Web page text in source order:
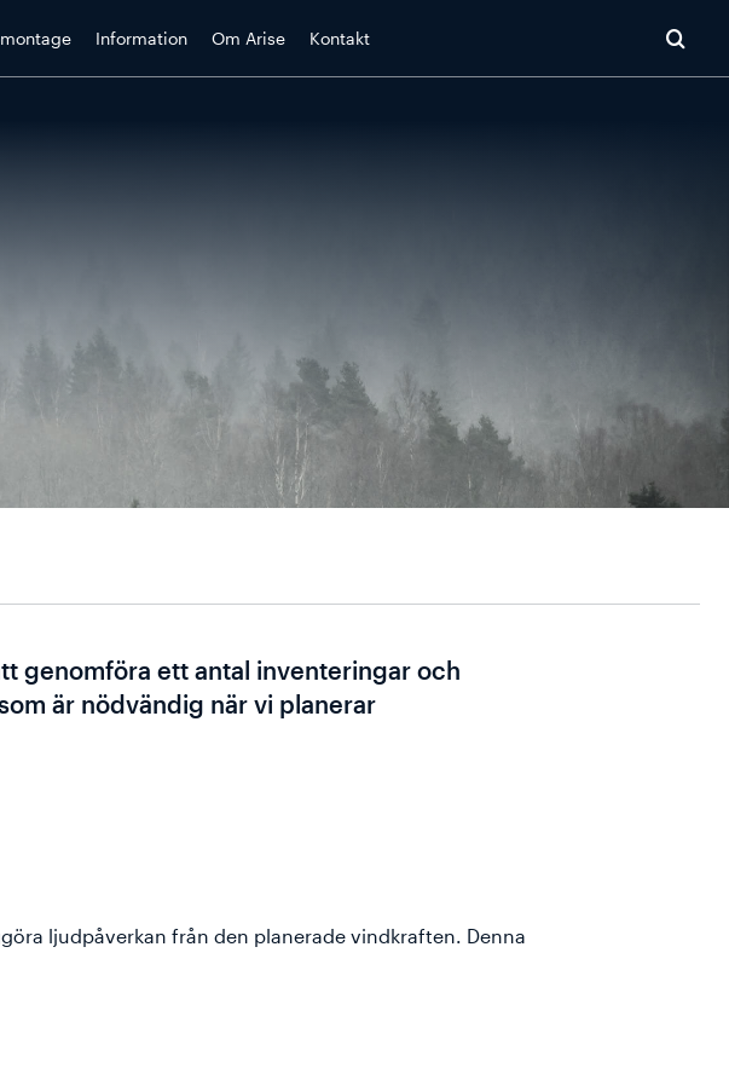
Information Om Arise Kontakt
genomföra ett antal inventeringar och
är nödvändig när vi planerar
ljudpåverkan från den planerade vindkraften. Denna